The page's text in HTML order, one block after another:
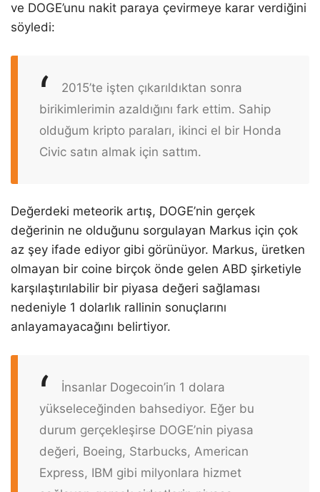
ve DOGE’unu nakit paraya çevirmeye karar verdiğini
söyledi:
2015’te işten çıkarıldıktan sonra
birikimlerimin azaldığını fark ettim. Sahip
olduğum kripto paraları, ikinci el bir Honda
Civic satın almak için sattım.
Değerdeki meteorik artış, DOGE’nin gerçek
değerinin ne olduğunu sorgulayan Markus için çok
az şey ifade ediyor gibi görünüyor. Markus, üretken
olmayan bir coine birçok önde gelen ABD şirketiyle
karşılaştırılabilir bir piyasa değeri sağlaması
nedeniyle 1 dolarlık rallinin sonuçlarını
anlayamayacağını belirtiyor.
İnsanlar Dogecoin’in 1 dolara
yükseleceğinden bahsediyor. Eğer bu
durum gerçekleşirse DOGE’nin piyasa
değeri, Boeing, Starbucks, American
Express, IBM gibi milyonlara hizmet